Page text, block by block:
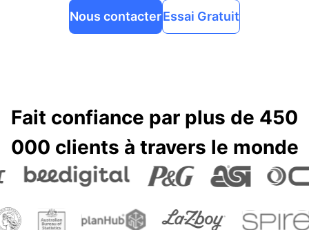
Nous contacterEssai Gratuit
Fait confiance par plus de 450
000 clients à travers le monde